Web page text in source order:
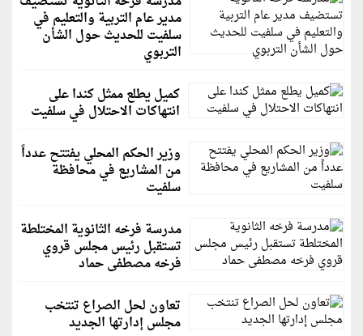
مدير عام التربية والتعليم في
سلفيت للحديث حول الشأن
التربوي
كميل يطلع ممثل كندا على
انتهاكات الاحتلال في سلفيت
وزير الحكم المحلي يفتتح عدداً
من المشاريع في محافظة
سلفيت
مدرسة فرخه الثانوية المختلطة
تستقبل رئيس مجلس قروي
فرخه مصطفى حماد
تعاون لحل الصراع تنتخب
مجلس إدارتها الجديد